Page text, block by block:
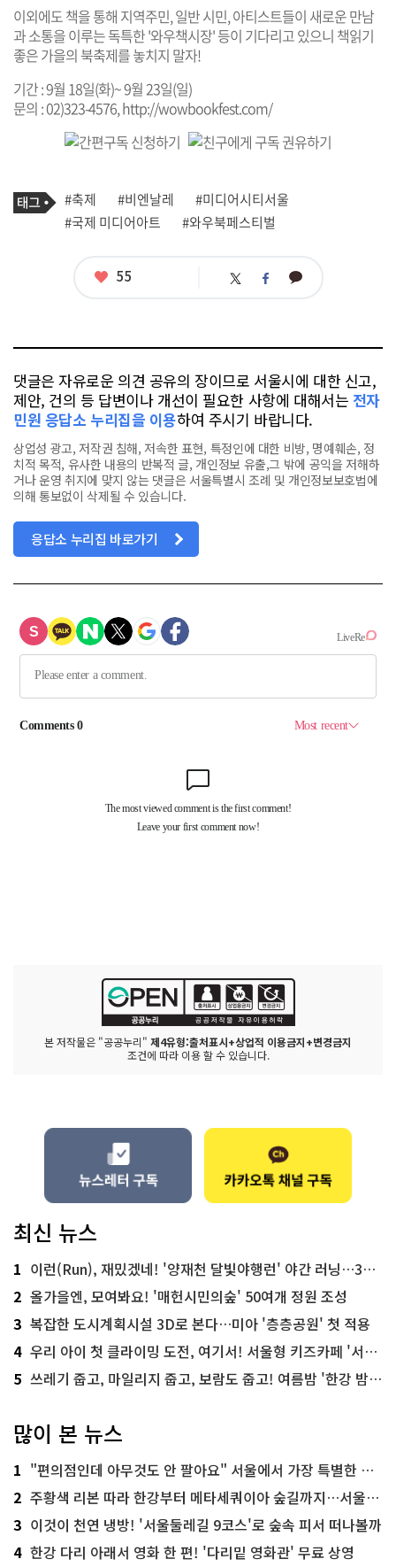
이외에도 책을 통해 지역주민, 일반 시민, 아티스트들이 새로운 만남
과 소통을 이루는 독특한 '와우책시장' 등이 기다리고 있으니 책읽기
좋은 가을의 북축제를 놓치지 말자!
기간 : 9월 18일(화)~ 9월 23일(일)
문의 : 02)323-4576,http://wowbookfest.com/
기
사
관
련
태
그
#축제 #비엔날레
#미디어시티서울
#국제 미디어아트
#와우북페스티벌
좋
55 트 페 카
댓글은 자유로운 의견 공유의 장이므로 서울시에 대한 신고,
제안, 건의 등 답변이나 개선이 필요한 사항에 대해서는 전자
민원 응답소 누리집을 이용하여 주시기 바랍니다.
상업성 광고, 저작권 침해, 저속한 표현, 특정인에 대한 비방, 명예훼손, 정
치적 목적, 유사한 내용의 반복적 글, 개인정보 유출,그 밖에 공익을 저해하
거나 운영 취지에 맞지 않는 댓글은 서울특별시 조례 및 개인정보보호법에
의해 통보없이 삭제될 수 있습니다.
응답소 누리집 바로가기
본 저작물은 "공공누리" 제4유형:출처표시+상업적 이용금지+변경금지
조건에 따라 이용 할 수 있습니다.
최신 뉴스
1 이런(Run), 재밌겠네! '양재천 달빛야행런' 야간 러닝…300명 모집
2 올가을엔, 모여봐요! '매헌시민의숲' 50여개 정원 조성
3 복잡한 도시계획시설 3D로 본다…미아 '층층공원' 첫 적용
4 우리 아이 첫 클라이밍 도전, 여기서! 서울형 키즈카페 '서울가족플라자점'
5 쓰레기 줍고, 마일리지 줍고, 보람도 줍고! 여름밤 '한강 밤마실 줍깅'
많이 본 뉴스
1 "편의점인데 아무것도 안 팔아요" 서울에서 가장 특별한 편의점의 정체
2 주황색 리본 따라 한강부터 메타세쿼이아 숲길까지…서울둘레길 15코스
3 이것이 천연 냉방! '서울둘레길 9코스'로 숲속 피서 떠나볼까
4 한강 다리 아래서 영화 한 편! '다리밑 영화관' 무료 상영